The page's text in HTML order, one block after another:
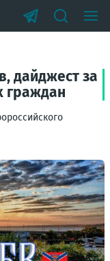
дайджест за
граждан